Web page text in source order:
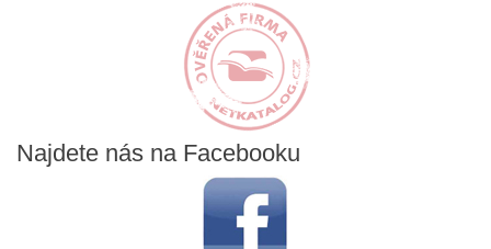
Najdete nás na Facebooku